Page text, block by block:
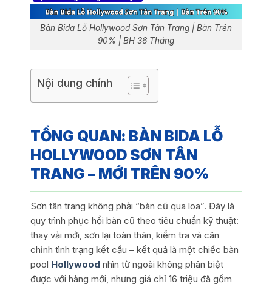
Bàn Bida Lỗ Hollywood Sơn Tân Trang | Bàn Trên
90% | BH 36 Tháng
Nội dung chính
TỔNG QUAN: BÀN BIDA LỖ
HOLLYWOOD SƠN TÂN
TRANG – MỚI TRÊN 90%
Sơn tân trang không phải “bàn cũ qua loa”. Đây là
quy trình phục hồi bàn cũ theo tiêu chuẩn kỹ thuật:
thay vải mới, sơn lại toàn thân, kiểm tra và cân
chỉnh tình trạng kết cấu – kết quả là một chiếc bàn
pool Hollywood nhìn từ ngoài không phân biệt
được với hàng mới, nhưng giá chỉ 16 triệu đã gồm